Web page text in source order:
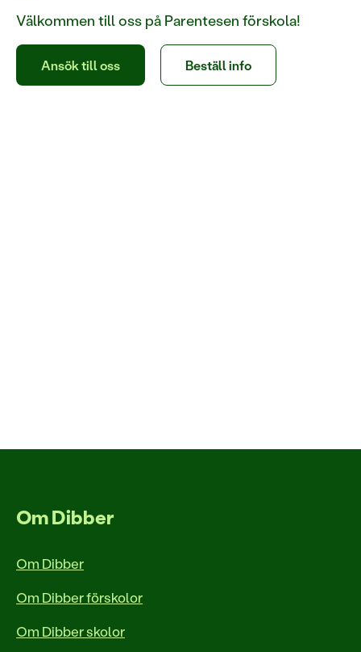
Välkommen till oss på Parentesen förskola!
Ansök till oss Beställ info
Om Dibber
Om Dibber
Om Dibber förskolor
Om Dibber skolor